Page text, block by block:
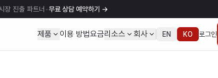
장 진출 파트너 •무료 상담 예약하기 →
제품 이용 방법요금리소스 회사 EN KO 로그인